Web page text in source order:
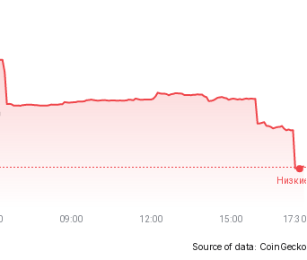
Source of data: CoinGecko